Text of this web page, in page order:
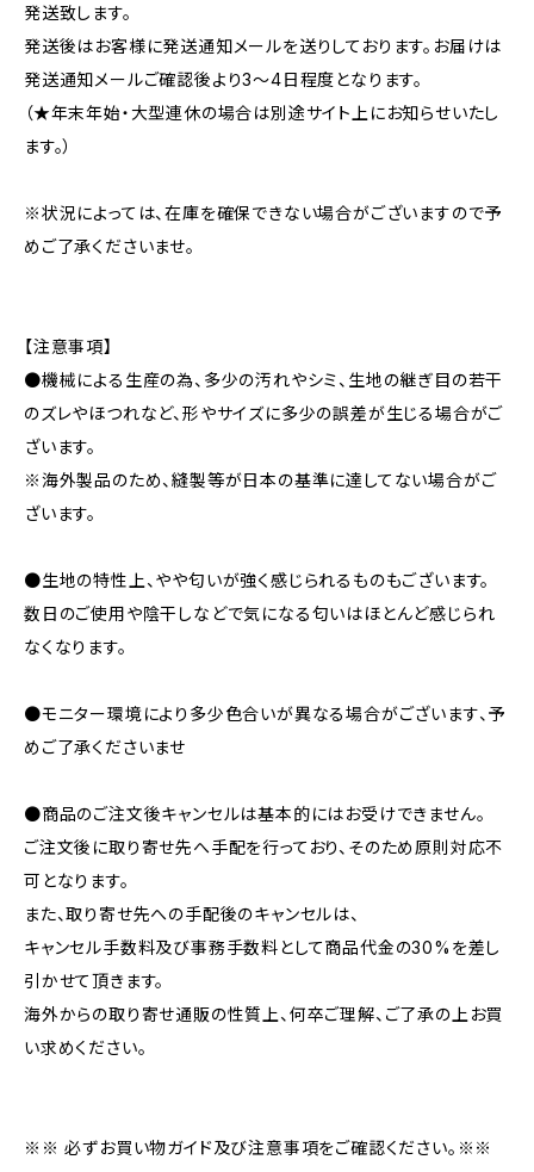
発送致します。
発送後はお客様に発送通知メールを送りしております。お届けは
発送通知メールご確認後より3〜4日程度となります。
（★年末年始・大型連休の場合は別途サイト上にお知らせいたし
ます。）
※状況によっては、在庫を確保できない場合がございますので予
めご了承くださいませ。
【注意事項】
●機械による生産の為、多少の汚れやシミ、生地の継ぎ目の若干
のズレやほつれなど、形やサイズに多少の誤差が生じる場合がご
ざいます。
※海外製品のため、縫製等が日本の基準に達してない場合がご
ざいます。
●生地の特性上、やや匂いが強く感じられるものもございます。
数日のご使用や陰干しなどで気になる匂いはほとんど感じられ
なくなります。
●モニター環境により多少色合いが異なる場合がございます、予
めご了承くださいませ
●商品のご注文後キャンセルは基本的にはお受けできません。
ご注文後に取り寄せ先へ手配を行っており、そのため原則対応不
可となります。
また、取り寄せ先への手配後のキャンセルは、
キャンセル手数料及び事務手数料として商品代金の30%を差し
引かせて頂きます。
海外からの取り寄せ通販の性質上、何卒ご理解、ご了承の上お買
い求めください。
※※ 必ずお買い物ガイド及び注意事項をご確認ください。※※